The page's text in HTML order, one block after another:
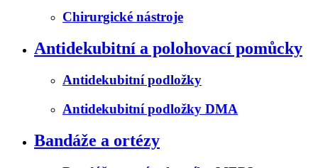
Chirurgické nástroje
Antidekubitní a polohovací pomůcky
Antidekubitní podložky
Antidekubitní podložky DMA
Bandáže a ortézy